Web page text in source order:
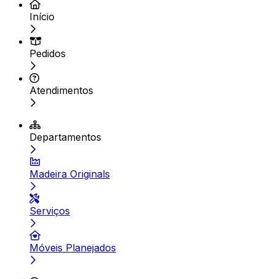
Início
Pedidos
Atendimentos
Departamentos
Madeira Originals
Serviços
Móveis Planejados